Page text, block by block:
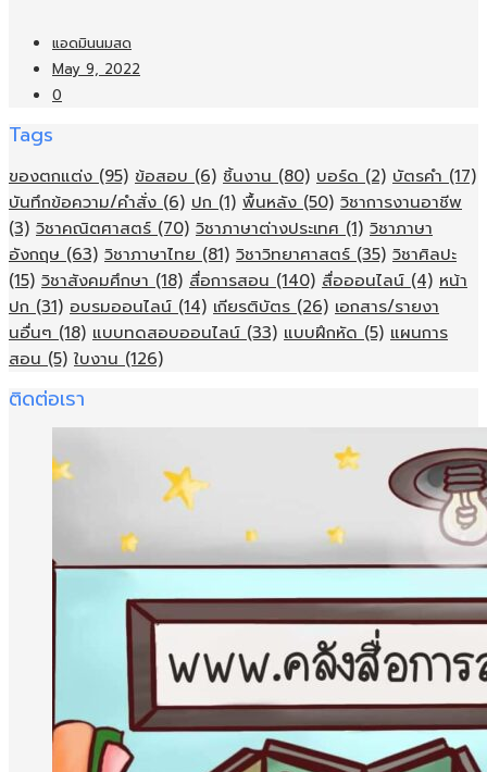
แอดมินนมสด
May 9, 2022
0
Tags
ของตกแต่ง (95) ข้อสอบ (6) ชิ้นงาน (80) บอร์ด (2) บัตรคำ (17)
บันทึกข้อความ/คำสั่ง (6) ปก (1) พื้นหลัง (50) วิชาการงานอาชีพ
(3) วิชาคณิตศาสตร์ (70) วิชาภาษาต่างประเทศ (1) วิชาภาษา
อังกฤษ (63) วิชาภาษาไทย (81) วิชาวิทยาศาสตร์ (35) วิชาศิลปะ
(15) วิชาสังคมศึกษา (18) สื่อการสอน (140) สื่อออนไลน์ (4) หน้า
ปก (31) อบรมออนไลน์ (14) เกียรติบัตร (26) เอกสาร/รายงา
นอื่นๆ (18) แบบทดสอบออนไลน์ (33) แบบฝึกหัด (5) แผนการ
สอน (5) ใบงาน (126)
ติดต่อเรา